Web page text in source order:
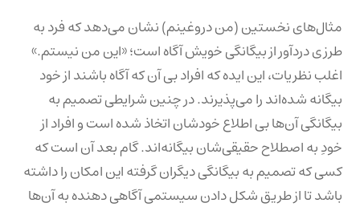
مثال‌های نخستین (من دروغینم) نشان می‌دهد که فرد به
طرزی دردآور از بیگانگی خویش آگاه است؛ «این من نیستم.»
اغلب نظریات، این ایده که افراد بی آن که آگاه باشند از خود
بیگانه شده‌اند را می‌پذیرند. در چنین شرایطی تصمیم به
بیگانگی آن‌ها بی اطلاع خودشان اتخاذ شده است و افراد از
خودِ به اصطلاح حقیقی‌شان بیگانه‌اند. گام بعد آن است که
کسی که تصمیم به بیگانگی دیگران گرفته این امکان را داشته
باشد تا از طریق شکل‌ دادن سیستمی آگاهی دهنده به آن‌ها